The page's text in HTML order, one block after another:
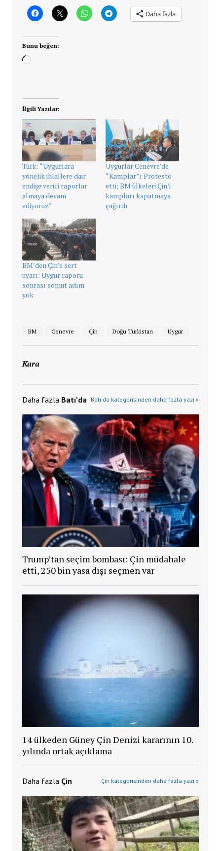
Daha fazla
Bunu beğen:
Yükleniyor...
İlgili Yazılar:
Türk: “Uygurlara
yönelik ihlallere dair
endişe verici raporlar
almaya devam
ediyoruz”
Uygurlar Cenevre’de
“Kamplar”ı Protesto
etti; BM ülkeleri Çin’i
kampları kapatmaya
çağırdı
BM’den Çin’e sert
uyarı: Uygur raporu
sonrası somut adım
yok
BM Cenevre Çin Doğu Türkistan Uygur
Kara
Daha fazla Batı'da Batı'da kategorisinden daha fazla yazı »
Trump’tan seçim bombası: Çin müdahale
etti, 250 bin yasa dışı seçmen var
14 ülkeden Güney Çin Denizi kararının 10.
yılında ortak açıklama
Daha fazla Çin Çin kategorisinden daha fazla yazı »